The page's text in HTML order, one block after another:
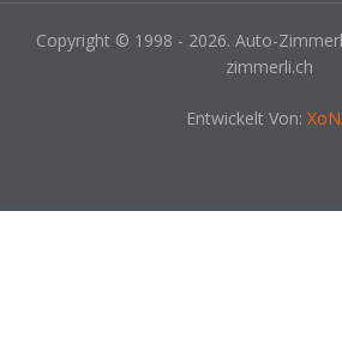
Copyright © 1998 - 2026. Auto-
zimmerli.ch
Entwickelt Von: